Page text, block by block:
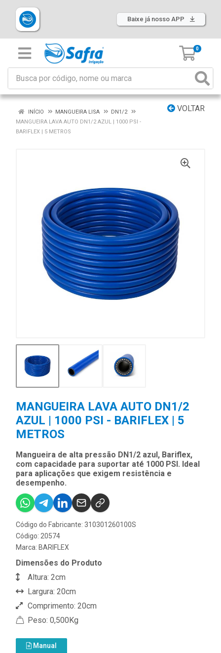
Baixe já nosso APP
0
VOLTAR
INÍCIO MANGUEIRA LISA
DN1/2
MANGUEIRA LAVA AUTO DN1/2 AZUL | 1000 PSI -
BARIFLEX | 5 METROS
MANGUEIRA LAVA AUTO DN1/2
AZUL | 1000 PSI - BARIFLEX | 5
METROS
Mangueira de alta pressão DN1/2 azul, Bariflex,
com capacidade para suportar até 1000 PSI. Ideal
para aplicações que exigem resistência e
desempenho.
Código do Fabricante: 310301260100S
Código: 20574
Marca: BARIFLEX
Dimensões do Produto
Altura: 2cm
Largura: 20cm
Comprimento: 20cm
Peso: 0,500Kg
Manual